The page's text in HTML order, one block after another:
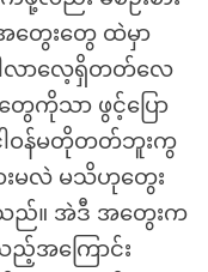
တွေးတွေ ထဲမှာ
ပါလာလေ့ရှိတတ်လေ
ကိုသာ ဖွင့်ပြော
ဝန်မတိုတတ်ဘူးကွ
မလဲ မသိဟုတွေး
ည်။ အဲဒီ အတွေးက
ည့်အကြောင်း